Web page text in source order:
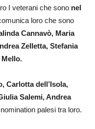
I veterani che sono nel
loro che sono
Cannavò, Maria
Zelletta, Stefania
Mello.
Carlotta dell’Isola,
Salemi, Andrea
palesi tra loro.